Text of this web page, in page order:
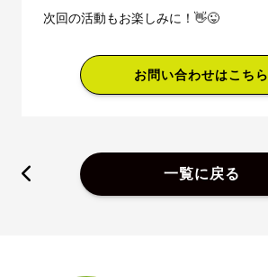
次回の活動もお楽しみに！👋😜
お問い合わせはこちら
一覧に戻る